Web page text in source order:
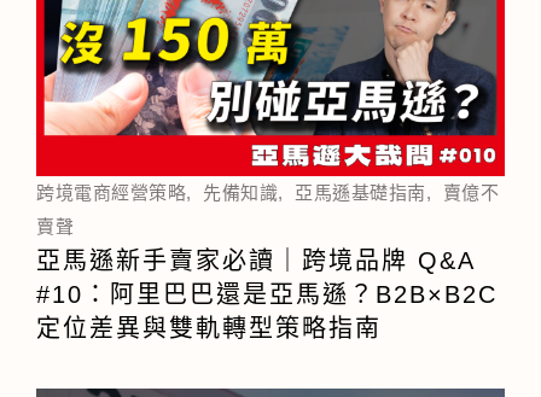
跨境電商經營策略, 先備知識, 亞馬遜基礎指南, 賣億不
賣聲
亞馬遜新手賣家必讀｜跨境品牌 Q&A
#10：阿里巴巴還是亞馬遜？B2B×B2C
定位差異與雙軌轉型策略指南